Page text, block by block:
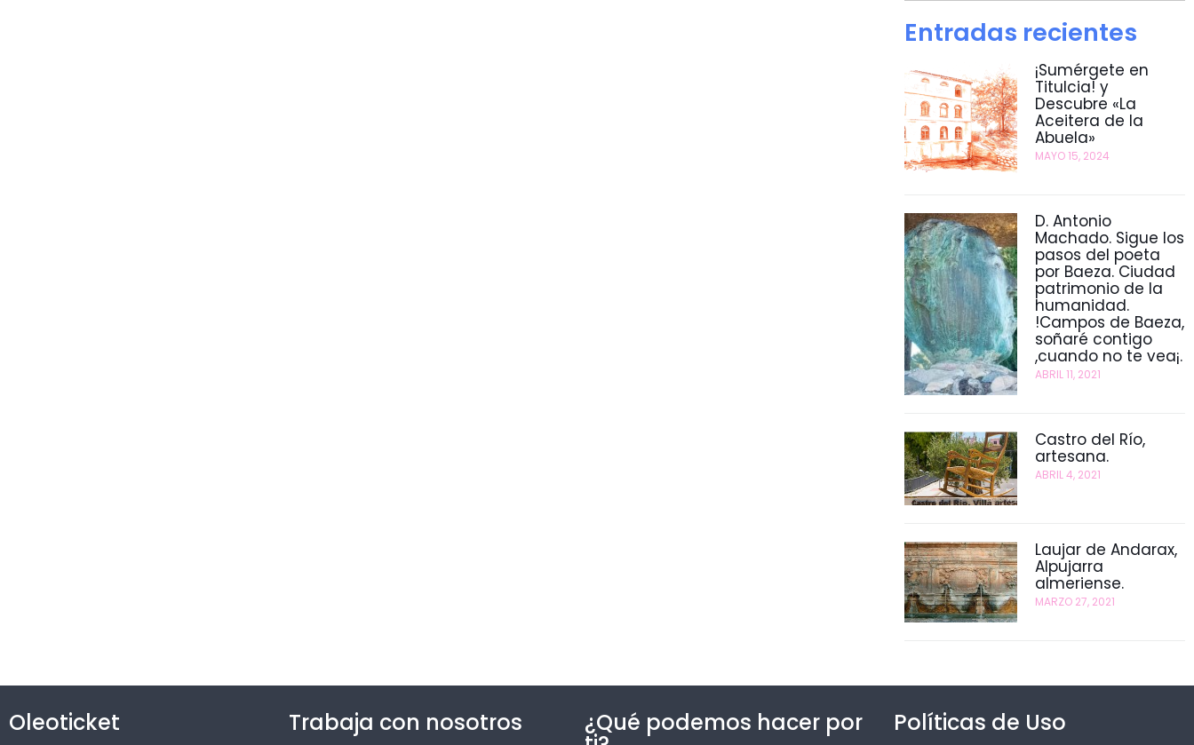
Entradas recientes
¡Sumérgete en
Titulcia! y
Descubre «La
Aceitera de la
Abuela»
MAYO 15, 2024
D. Antonio
Machado. Sigue los
pasos del poeta
por Baeza. Ciudad
patrimonio de la
humanidad.
!Campos de Baeza,
soñaré contigo
,cuando no te vea¡.
ABRIL 11, 2021
Castro del Río,
artesana.
ABRIL 4, 2021
Laujar de Andarax,
Alpujarra
almeriense.
MARZO 27, 2021
Oleoticket Trabaja con nosotros ¿Qué podemos hacer por Políticas de Uso